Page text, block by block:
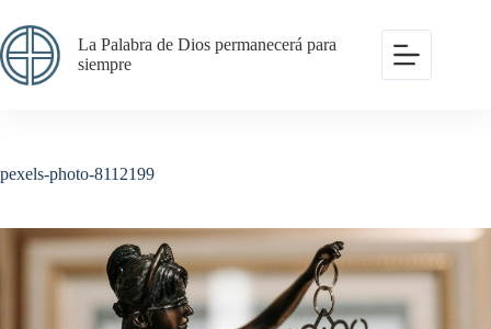
al
contenido
La Palabra de Dios permanecerá para
siempre
pexels-photo-8112199